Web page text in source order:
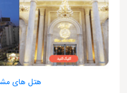
هتل های